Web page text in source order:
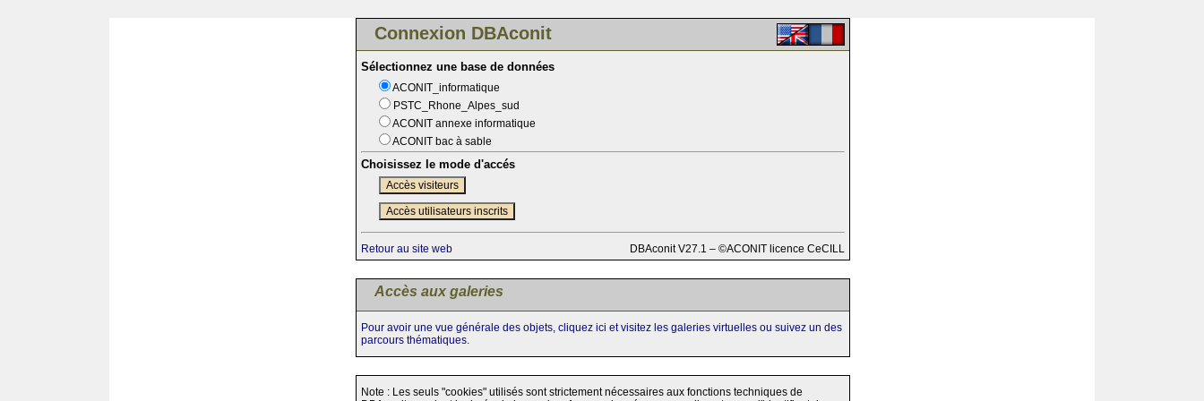
Connexion DBAconit
Sélectionnez une base de données
ACONIT_informatique
PSTC_Rhone_Alpes_sud
ACONIT annexe informatique
ACONIT bac à sable
Choisissez le mode d'accés
Accès visiteurs
Accès utilisateurs inscrits
Retour au site web DBAconit V27.1 – ©ACONIT licence CeCILL
Accès aux galeries
Pour avoir une vue générale des objets, cliquez ici et visitez les galeries virtuelles ou suivez un des
parcours thématiques.
Note : Les seuls "cookies" utilisés sont strictement nécessaires aux fonctions techniques de